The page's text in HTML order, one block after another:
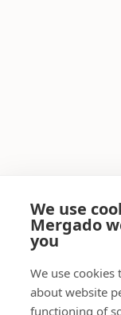
We use
Mergado
you
We use
about website
functioning of